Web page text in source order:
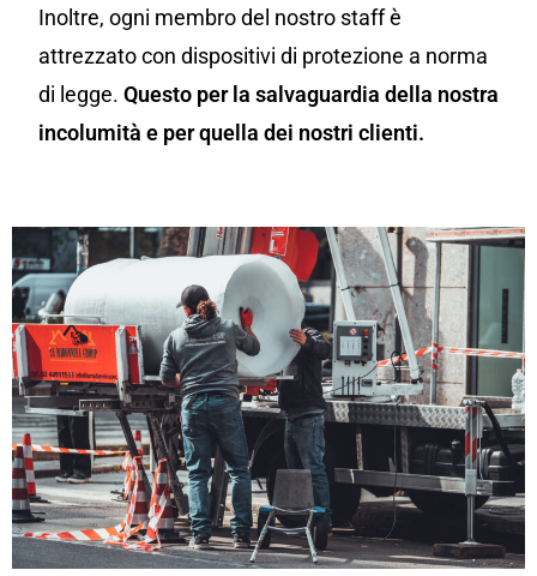
Inoltre, ogni membro del nostro staff è
attrezzato con dispositivi di protezione a norma
di legge. Questo per la salvaguardia della nostra
incolumità e per quella dei nostri clienti.